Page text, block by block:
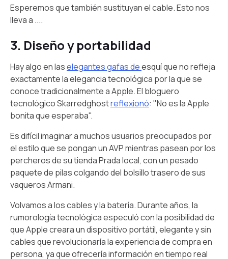
Esperemos que también sustituyan el cable. Esto nos
lleva a ....
3. Diseño y portabilidad
Hay algo en laselegantes gafas deesquí que no refleja
exactamente la elegancia tecnológica por la que se
conoce tradicionalmente a Apple. El bloguero
tecnológico Skarredghostreflexionó: "No es la Apple
bonita que esperaba".
Es difícil imaginar a muchos usuarios preocupados por
el estilo que se pongan un AVP mientras pasean por los
percheros de su tienda Prada local, con un pesado
paquete de pilas colgando del bolsillo trasero de sus
vaqueros Armani.
Volvamos a los cables y la batería. Durante años, la
rumorología tecnológica especuló con la posibilidad de
que Apple creara un dispositivo portátil, elegante y sin
cables que revolucionaría la experiencia de compra en
persona, ya que ofrecería información en tiempo real